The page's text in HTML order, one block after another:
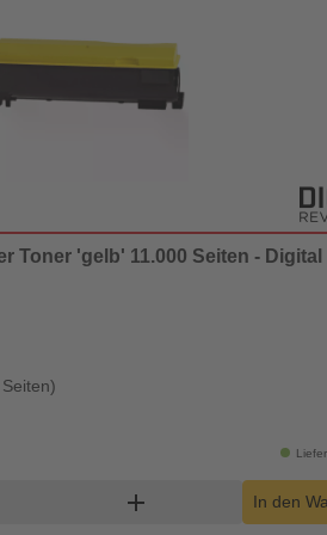
Toner 'gelb' 11.000 Seiten - Digital
Warenkorb Menge
add In den